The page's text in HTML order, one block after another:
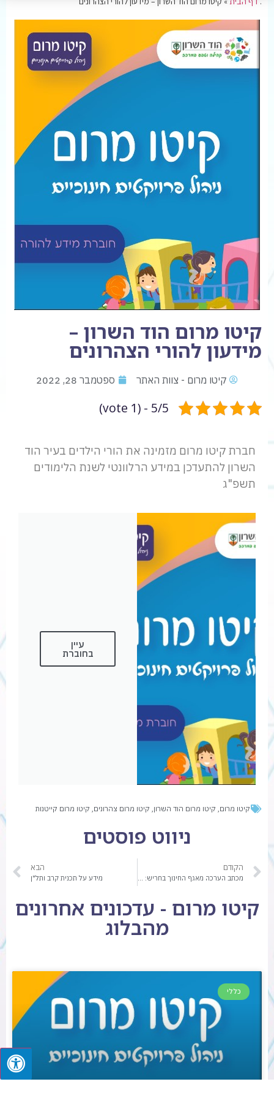
קיטו מרום הוד השרון –
מידעון להורי הצהרונים
קיטו מרום - צוות האתר ספטמבר 28, 2022
5/5 - (1 vote)
חברת קיטו מרום מזמינה את הורי הילדים בעיר הוד
השרון להתעדכן במידע הרלוונטי לשנת הלימודים
תשפ"ג
עיין
בחוברת
קיטו מרום, קיטו מרום הוד השרון, קיטו מרום צהרונים, קיטו מרום קייטנות
ניווט פוסטים
הקודם
מכתב הערכה מאגף החינוך בחריש: "מרוצים מאוד מהפעלת הצהרונים"
הבא
מידע על תכנית קרב ותל"ן
קיטו מרום - עדכונים אחרונים
מהבלוג
כללי